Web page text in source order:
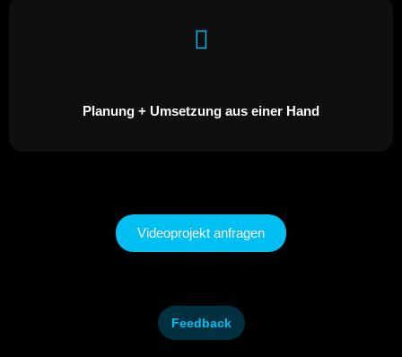
Planung + Umsetzung aus einer Hand
Videoprojekt anfragen
Feedback